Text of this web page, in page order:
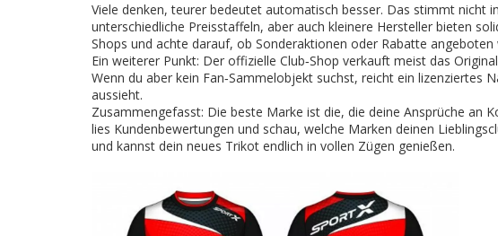
Viele denken, teurer bedeutet automatisch besser. Das stimmt nicht
unterschiedliche Preisstaffeln, aber auch kleinere Hersteller bieten
Shops und achte darauf, ob Sonderaktionen oder Rabatte angeboten
Ein weiterer Punkt: Der offizielle Club‑Shop verkauft meist das
Wenn du aber kein Fan‑Sammelobjekt suchst, reicht ein lizenziertes
aussieht.
Zusammengefasst: Die beste Marke ist die, die deine Ansprüche an
lies Kundenbewertungen und schau, welche Marken deinen
und kannst dein neues Trikot endlich in vollen Zügen genießen.